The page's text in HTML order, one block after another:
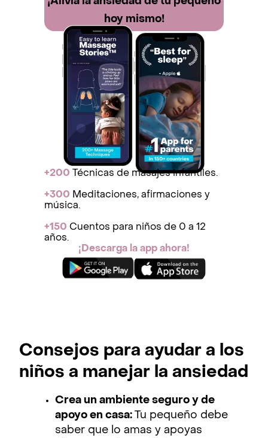
hoy mismo!
+200 Técnicas de masajes infantiles.
+300 Meditaciones, afirmaciones y
música.
+150 Cuentos para niños de 0 a 12
años.
¡Descarga la app ahora!
Consejos para ayudar a los
niños a manejar la ansiedad
Crea un ambiente seguro y de
apoyo en casa:
Tu pequeño debe
saber que lo amas y apoyas